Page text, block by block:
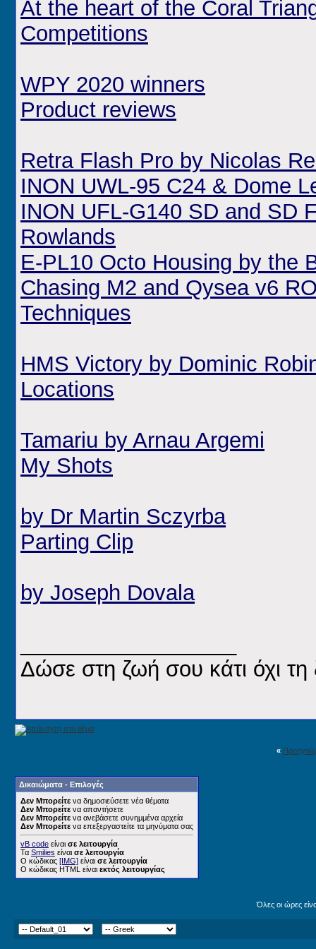
At the heart of the Coral
Competitions
WPY 2020 winners
Product reviews
Retra Flash Pro by Nicolas
INON UWL-95 C24 & Dome
INON UFL-G140 SD and SD
Rowlands
E-PL10 Octo Housing by the
Chasing M2 and Qysea v6
Techniques
HMS Victory by Dominic
Locations
Tamariu by Arnau Argemi
My Shots
by Dr Martin Sczyrba
Parting Clip
by Joseph Dovala
Δώσε στη ζωή σου κάτι όχι τη
«
Δικαιώματα - Επιλογές
Δεν Μπορείτε να δημοσιεύσετε νέα θέματα
Δεν Μπορείτε να απαντήσετε
Δεν Μπορείτε να ανεβάσετε συνημμένα αρχεία
Δεν Μπορείτε να επεξεργαστείτε τα μηνύματα σας
vB code είναι σε λειτουργία
Τα Smilies είναι σε λειτουργία
Ο κώδικας [IMG] είναι σε λειτουργία
Ο κώδικας HTML είναι εκτός λειτουργίας
Όλες οι ώρες